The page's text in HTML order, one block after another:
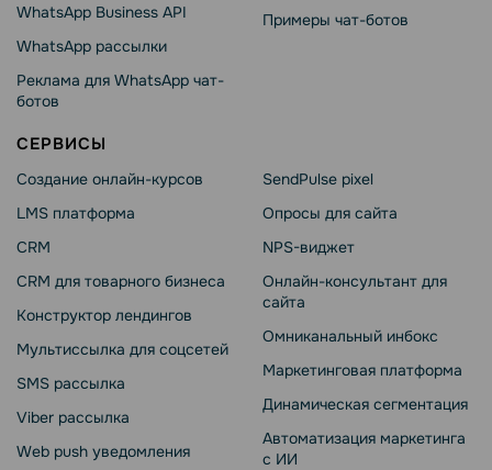
WhatsApp Business API
WhatsApp рассылки
Реклама для WhatsApp чат-
ботов
Примеры чат-ботов
СЕРВИСЫ
Создание онлайн-курсов
LMS платформа
CRM
CRM для товарного бизнеса
Конструктор лендингов
Мультиссылка для соцсетей
SMS рассылка
Viber рассылка
Web push уведомления
SendPulse pixel
Опросы для сайта
NPS-виджет
Онлайн-консультант для
сайта
Омниканальный инбокс
Маркетинговая платформа
Динамическая сегментация
Автоматизация маркетинга
с ИИ